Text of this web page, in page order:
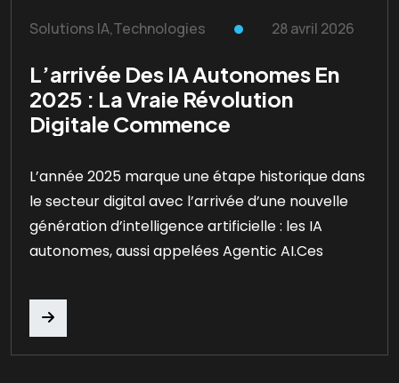
Solutions IA,Technologies 28 avril 2026
L’arrivée Des IA Autonomes En
2025 : La Vraie Révolution
Digitale Commence
L’année 2025 marque une étape historique dans
le secteur digital avec l’arrivée d’une nouvelle
génération d’intelligence artificielle : les IA
autonomes, aussi appelées Agentic AI.Ces